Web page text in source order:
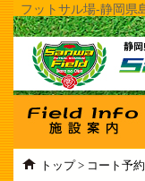
フットサル場-静岡
トップ > コート予約